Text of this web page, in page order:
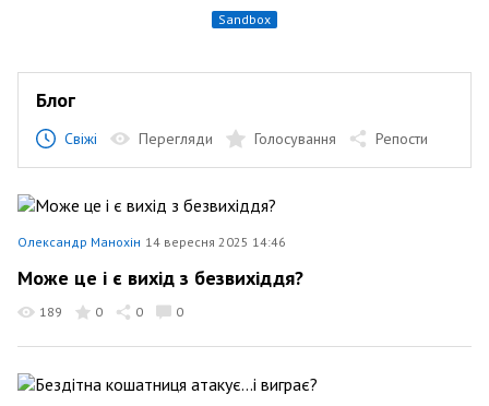
sandbox
Блог
Свіжі Перегляди Голосування Репости
Олександр Манохін 14 вересня 2025 14:46
Може це і є вихід з безвихіддя?
189 0 0 0